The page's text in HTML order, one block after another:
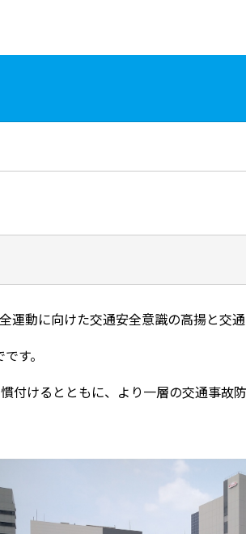
運動に向けた交通安全意識の高揚と交
でです。
付けるとともに、より一層の交通事故